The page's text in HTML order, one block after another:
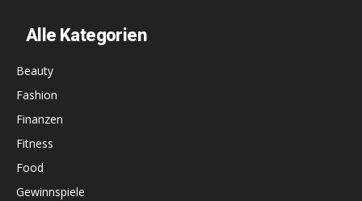
Alle Kategorien
Beauty
Fashion
Finanzen
Fitness
Food
Gewinnspiele